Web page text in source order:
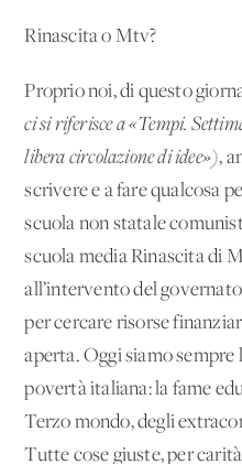
Rinascita o Mtv?
Proprio noi, di questo
ci si riferisce a «Tempi.
libera circolazione di idee»),
scrivere e a fare qualcosa
scuola non statale
scuola media Rinascita di
all’intervento del
per cercare risorse
aperta. Oggi siamo sempre
povertà italiana: la fame
Terzo mondo, degli
Tutte cose giuste, per